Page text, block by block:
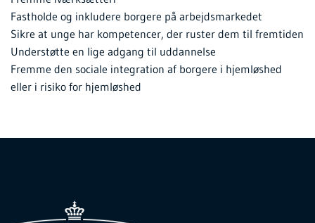
Fastholde og inkludere borgere på arbejdsmarkedet
Sikre at unge har kompetencer, der ruster dem til fremtiden
Understøtte en lige adgang til uddannelse
Fremme den sociale integration af borgere i hjemløshed
eller i risiko for hjemløshed